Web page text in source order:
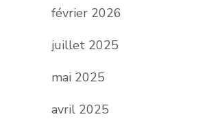
février 2026
juillet 2025
mai 2025
avril 2025